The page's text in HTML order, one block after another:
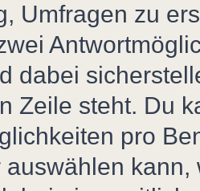
Umfragen zu
dabei
Zeile steht. Du
pro